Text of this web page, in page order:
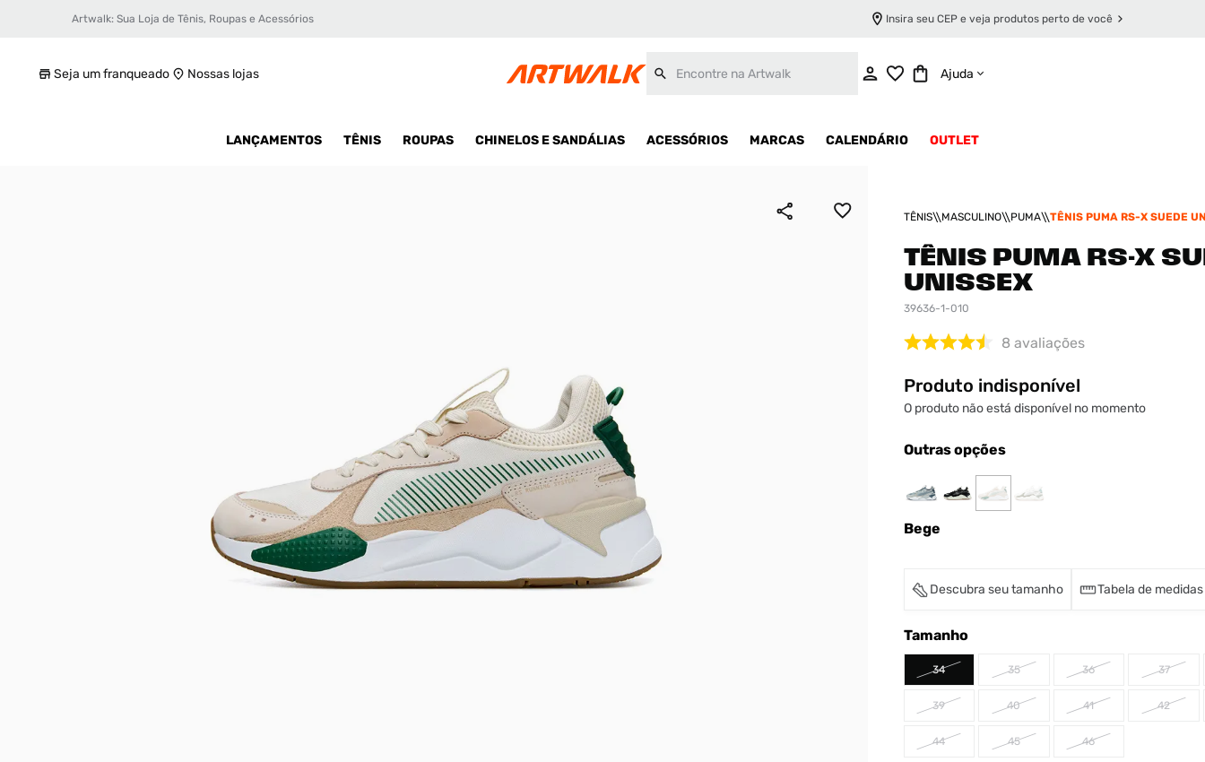
Artwalk: Sua Loja de Tênis, Roupas e Acessórios Insira seu CEP e veja produtos perto de você
Seja um franqueado Nossas lojas Ajuda
LANÇAMENTOS TÊNIS ROUPAS CHINELOS E SANDÁLIAS ACESSÓRIOS MARCAS CALENDÁRIO OUTLET
TÊNIS MASCULINO PUMA TÊNIS PUMA RS-X SUEDE
TÊNIS PUMA RS-X
UNISSEX
39636-1-010
8 avaliações
Produto indisponível
O produto não está disponível no momento
Outras opções
Bege
Descubra seu tamanho Tabela de medidas
Tamanho
34 35 36 37
39 40 41 42
44 45 46
Tênis Puma RS-X Suede Unissex